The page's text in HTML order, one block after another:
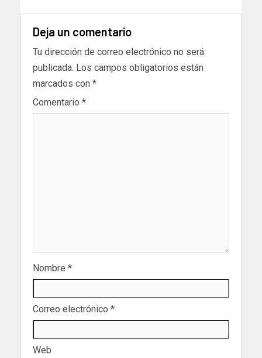
Deja un comentario
Tu dirección de correo electrónico no será
publicada. Los campos obligatorios están
marcados con *
Comentario *
Nombre *
Correo electrónico *
Web